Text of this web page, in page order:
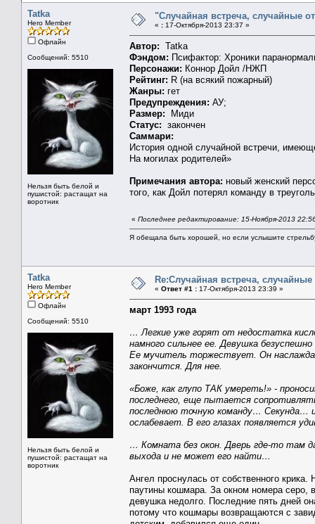
Tatka
Hero Member
Офлайн
Сообщений: 5510
Нельзя быть белой и
пушистой: растащат на
воротник
"Случайная встреча, случайные
« : 17-Октября-2013 23:37 »
Автор: Tatka
Фэндом: Псифактор: Хроники
Персонажи: Коннор Дойл /НЖП
Рейтинг: R (на всякий пожарный)
Жанры: гет
Предупреждения: АУ;
Размер: Миди
Статус: закончен
Саммари:
История одной случайной встречи,
На могилах родителей»
Примечания автора: новый женский
того, как Дойл потерял команду в
« Последнее редактирование: 15-Ноября-2013
Я обещала быть хорошей, но если услышите
Tatka
Hero Member
Офлайн
Сообщений: 5510
Нельзя быть белой и
пушистой: растащат на
воротник
Re:Случайная встреча,
« Ответ #1 : 17-Октября-2013 23:39 »
март 1993 года
… Легкие уже горят от недостатка
намного сильнее ее. Девушка
Ее мучитель торжествует. Он
закончится. Для нее.
«Боже, как глупо ТАК умереть!» -
последнего, еще пытается
последнюю точную команду…
ослабевает. В его глазах появляется
… Комната без окон. Дверь где-то там
выхода и не может его найти…
Ангел проснулась от собственного
паутины кошмара. За окном номера серо,
девушка недолго. Последние пять дней
потому что кошмары возвращаются с